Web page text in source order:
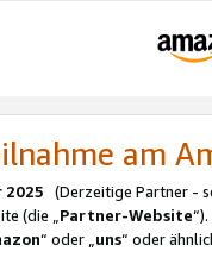
am
2025 (Derzeitige Partner -
(die „Partner-Website
“ oder „uns“ oder